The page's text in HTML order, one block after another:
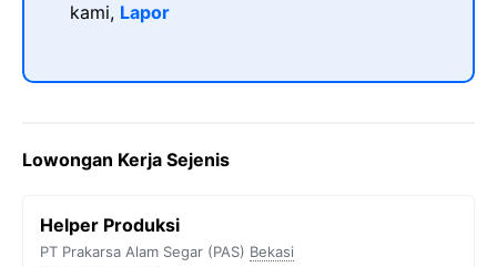
kami, Lapor
Lowongan Kerja Sejenis
Helper Produksi
PT Prakarsa Alam Segar (PAS) Bekasi